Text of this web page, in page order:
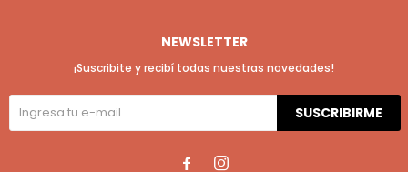
NEWSLETTER
¡Suscribite y recibí todas nuestras novedades!
SUSCRIBIRME
 